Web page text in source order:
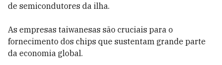
de semicondutores da ilha.
As empresas taiwanesas são cruciais para o
fornecimento dos chips que sustentam grande parte
da economia global.